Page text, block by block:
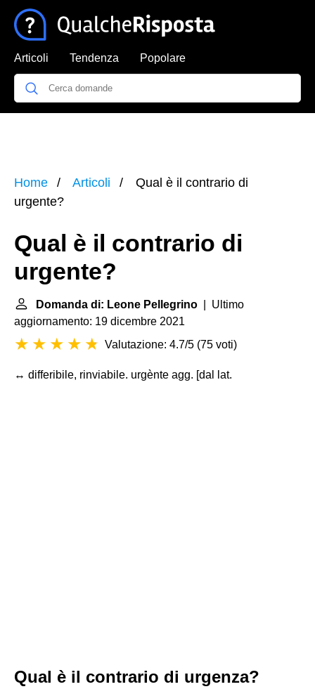
Articoli Tendenza Popolare
Home Articoli
Qual è il contrario di
urgente?
Qual è il contrario di
urgente?
Domanda di: Leone Pellegrino | Ultimo
aggiornamento: 19 dicembre 2021
Valutazione: 4.7/5 (75 voti)
↔ differibile, rinviabile. urgènte agg. [dal lat.
Qual è il contrario di urgenza?